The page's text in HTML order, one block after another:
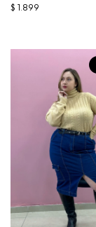
$ 1.899